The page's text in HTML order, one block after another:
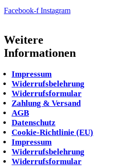
Facebook-f Instagram
Weitere
Informationen
Impressum
Widerrufsbelehrung
Widerrufsformular
Zahlung & Versand
AGB
Datenschutz
Cookie-Richtlinie (EU)
Impressum
Widerrufsbelehrung
Widerrufsformular